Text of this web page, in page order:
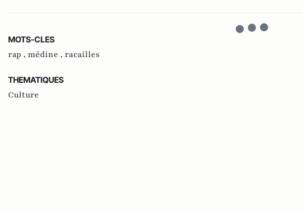
MOTS-CLES
rap , médine , racailles
THEMATIQUES
Culture